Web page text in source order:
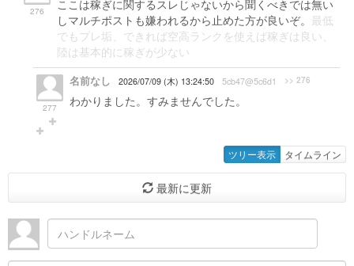
276
ここは稼ぎに関するスレじゃないから聞くべきでは無い
しマルチポストも嫌われるから止めた方が良いぞ。 最低
でもプレ垢、できれば空高ランクを使えば稼ぎは良い、
陸は基本的に稼ぎが少ない
277
名前なし 2026/07/09 (木) 13:24:50 5cb47@5c6d1 >> 276
わかりました。すみませんでした。
ツリー表示 タイムライン
最新に更新